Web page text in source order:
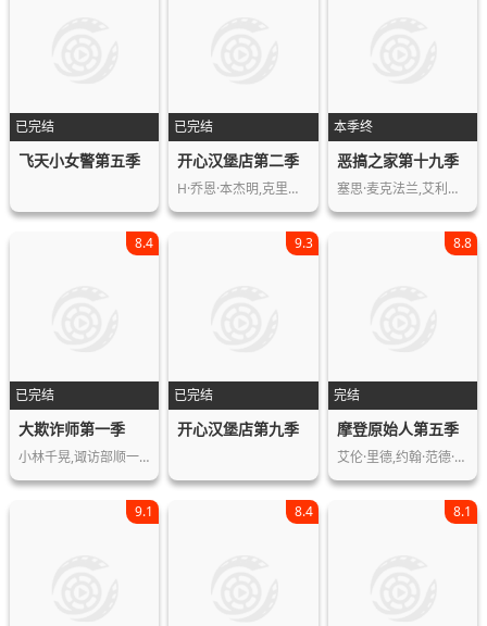
已完结
飞天小女警第五季
已完结
开心汉堡店第二季
H·乔恩·本杰明,克里斯汀·沙尔,Dan…
本季终
恶搞之家第十九季
塞思·麦克法兰,艾利克斯·布斯汀,赛斯…
已完结
8.4
大欺诈师第一季
小林千晃,诹访部顺一,藤原夏海,园崎未…
已完结
9.3
开心汉堡店第九季
完结
8.8
摩登原始人第五季
艾伦·里德,约翰·范德·派尔,梅尔·布…
9.1 8.4 8.1